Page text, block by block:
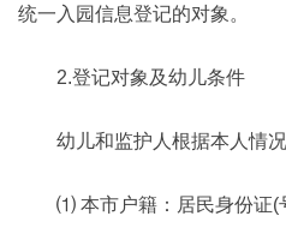
统一入园信息登记的对象。
2.登记对象及幼儿条件
幼儿和监护人根据本人情况
⑴ 本市户籍：居民身份证(